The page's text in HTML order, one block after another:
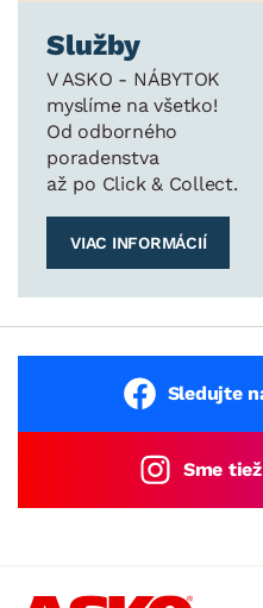
Služby
V ASKO - NÁBYTOK
myslíme na všetko!
Od odborného
poradenstva
až po Click & Collect.
VIAC INFORMÁCIÍ
Sledujte
Sme